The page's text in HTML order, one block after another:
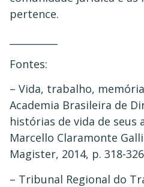
pertence.
Fontes:
– Vida, trabalho,
Academia Brasileira de
histórias de vida de seus
Marcello Claramonte
Magister, 2014, p. 318-
– Tribunal Regional do